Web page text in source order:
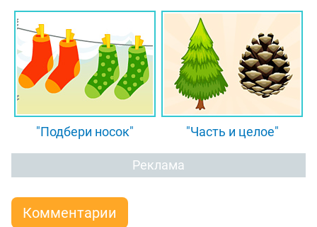
"Подбери носок" "Часть и целое"
Реклама
Комментарии